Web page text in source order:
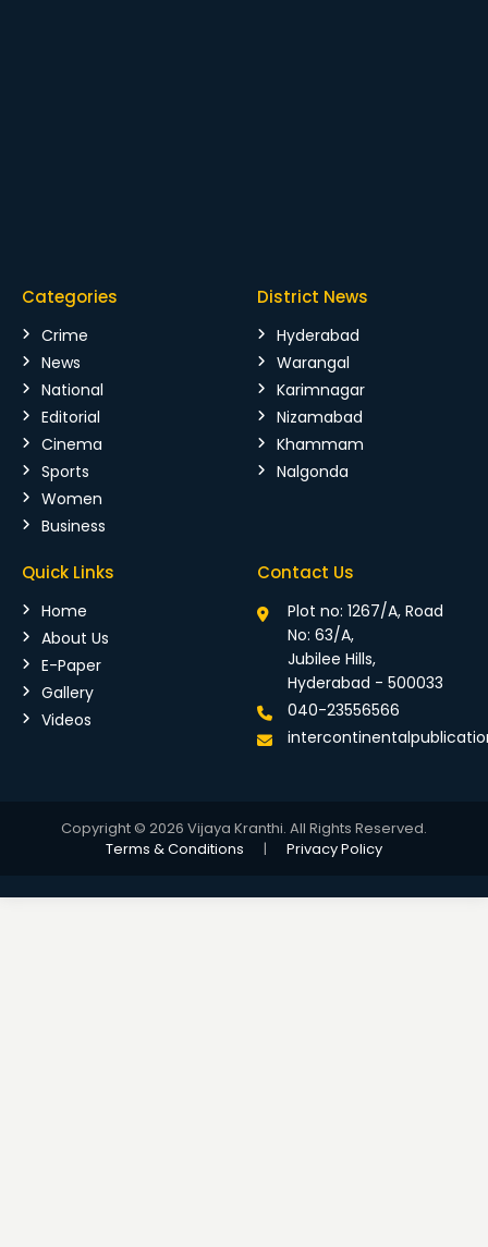
Categories
Crime
News
National
Editorial
Cinema
Sports
Women
Business
District News
Hyderabad
Warangal
Karimnagar
Nizamabad
Khammam
Nalgonda
Quick Links
Home
About Us
E-Paper
Gallery
Videos
Contact Us
Plot no: 1267/A, Road
No: 63/A,
Jubilee Hills,
Hyderabad - 500033
040-23556566
Copyright © 2026 Vijaya Kranthi. All Rights Reserved.
Terms & Conditions
| Privacy Policy